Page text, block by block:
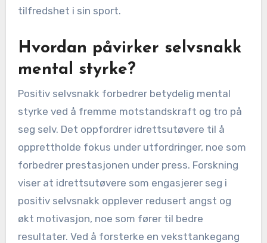
tilfredshet i sin sport.
Hvordan påvirker selvsnakk
mental styrke?
Positiv selvsnakk forbedrer betydelig mental
styrke ved å fremme motstandskraft og tro på
seg selv. Det oppfordrer idrettsutøvere til å
opprettholde fokus under utfordringer, noe som
forbedrer prestasjonen under press. Forskning
viser at idrettsutøvere som engasjerer seg i
positiv selvsnakk opplever redusert angst og
økt motivasjon, noe som fører til bedre
resultater. Ved å forsterke en veksttankegang